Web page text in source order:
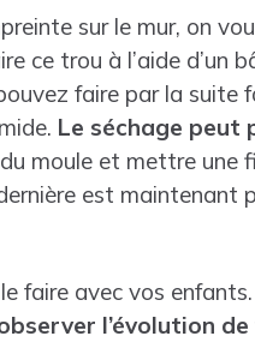
sur le mur, on
ce trou à l’aide d’un
faire par la suite
Le séchage peut
moule et mettre une
est maintenant
faire avec vos enfants.
l’évolution